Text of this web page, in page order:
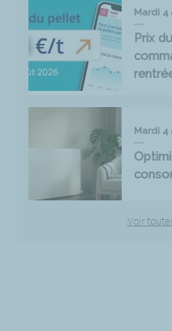
Mardi 4
Prix
Mardi 4
Voir